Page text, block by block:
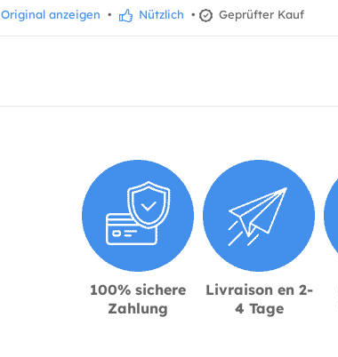
Original anzeigen • Nützlich • Geprüfter Kauf
100% sichere
Zahlung
Livraison en 2-
4 Tage